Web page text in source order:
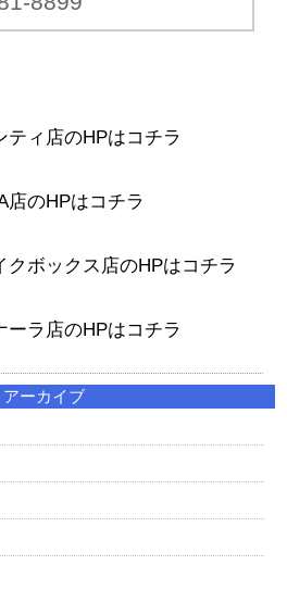
ィ店のHPはコチラ
店のHPはコチラ
ボックス店のHPはコチラ
ラ店のHPはコチラ
アーカイブ